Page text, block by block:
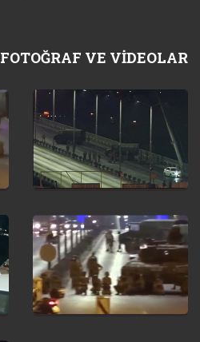
FOTOĞRAF VE VİDEOLAR